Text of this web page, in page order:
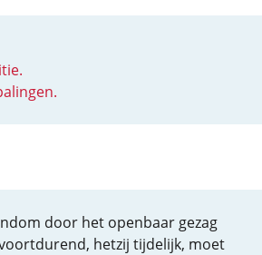
door het openbaar gezag
hetzij tijdelijk, moet